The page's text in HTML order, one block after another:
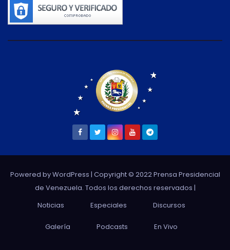
Powered by WordPress | Copyright © 2022 Prensa Presidencial
de Venezuela. Todos los derechos reservados |
Noticias
Especiales Discursos
Galería Podcasts En Vivo